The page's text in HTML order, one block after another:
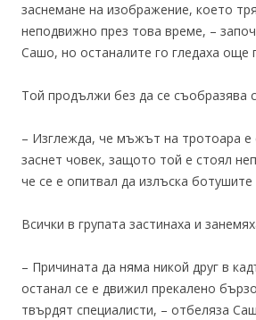
заснемане на изображение, което
неподвижно през това време, –
Сашо, но останалите го гледаха още
Той продължи без да се съобразява
– Изглежда, че мъжът на тротоара е
заснет човек, защото той е стоял
че се е опитвал да излъска ботушите
Всички в групата застинаха и
– Причината да няма никой друг в
останал се е движил прекалено
твърдят специалисти, – отбеляза